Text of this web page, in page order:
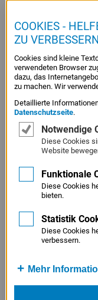
„Glas“ arbeiteten
ist von der
starker Wettbewerb
den die BMW
Fahrzeuge um
Modellpolitik von
Kundengeschmack
Zukunft zu denken.
Elektroauto-
produzierten BMW
Unternehmen
Luxus-SUV iX und
Gründungsjahr:
COOKIES -
ZU
Cookies sind kleine
verwendeten Browser
dazu, das
zu machen. Wir
Detaillierte
Datenschutzseite.
Notwendige
Diese Cookies
Website
Funktionale
Diese Cookies
bieten.
Statistik
Diese Cookies
verbessern.
Mehr